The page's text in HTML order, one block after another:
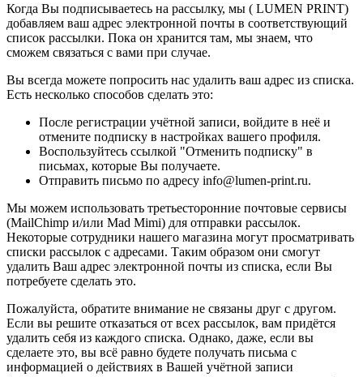
Когда Вы подписываетесь на рассылку, мы ( LUMEN PRINT)
добавляем ваш адрес электронной почты в соответствующий
список рассылки. Пока он хранится там, мы знаем, что
сможем связаться с вами при случае.
Вы всегда можете попросить нас удалить ваш адрес из списка.
Есть несколько способов сделать это:
После регистрации учётной записи, войдите в неё и
отмените подписку в настройках вашего профиля.
Воспользуйтесь ссылкой "Отменить подписку" в
письмах, которые Вы получаете.
Отправить письмо по адресу info@lumen-print.ru.
Мы можем использовать третьесторонние почтовые сервисы
(MailChimp и/или Mad Mimi) для отправки рассылок.
Некоторые сотрудники нашего магазина могут просматривать
списки рассылок с адресами. Таким образом они смогут
удалить Ваш адрес электронной почты из списка, если Вы
потребуете сделать это.
Пожалуйста, обратите внимание не связаны друг с другом.
Если вы решите отказаться от всех рассылок, вам придётся
удалить себя из каждого списка. Однако, даже, если вы
сделаете это, вы всё равно будете получать письма с
информацией о действиях в Вашей учётной записи